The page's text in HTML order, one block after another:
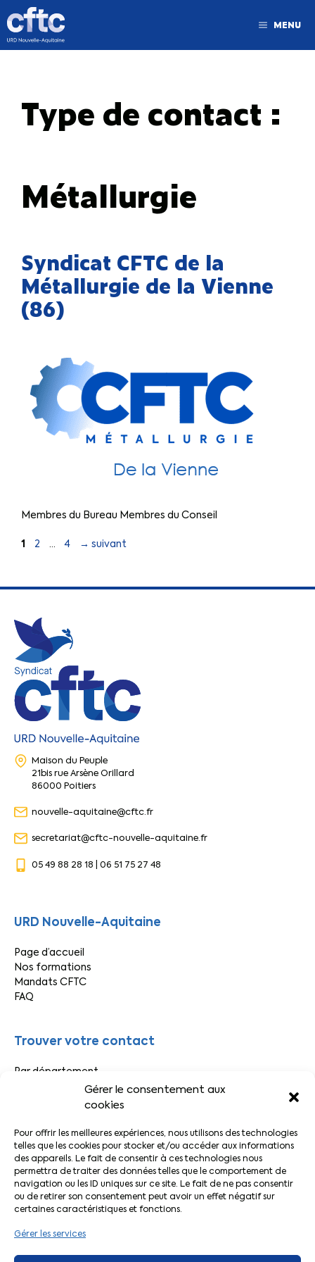
Gérer le consentement aux
cookies
Pour offrir les meilleures expériences, nous utilisons des technologies
telles que les cookies pour stocker et/ou accéder aux informations
des appareils. Le fait de consentir à ces technologies nous
permettra de traiter des données telles que le comportement de
navigation ou les ID uniques sur ce site. Le fait de ne pas consentir
ou de retirer son consentement peut avoir un effet négatif sur
certaines caractéristiques et fonctions.
Gérer les services
MENU
Type de contact :
Métallurgie
Syndicat CFTC de la
Métallurgie de la Vienne
(86)
Membres du Bureau Membres du Conseil
1 2 … 4 → suivant
Maison du Peuple
21bis rue Arsène Orillard
86000 Poitiers
nouvelle-aquitaine@cftc.fr
secretariat@cftc-nouvelle-aquitaine.fr
05 49 88 28 18 | 06 51 75 27 48
URD Nouvelle-Aquitaine
Page d’accueil
Nos formations
Mandats CFTC
FAQ
Trouver votre contact
Par département
Liens pratiques
Actualités CFTC
Adhérer à la CFTC
Le Décodeur
Votre espace adhérent